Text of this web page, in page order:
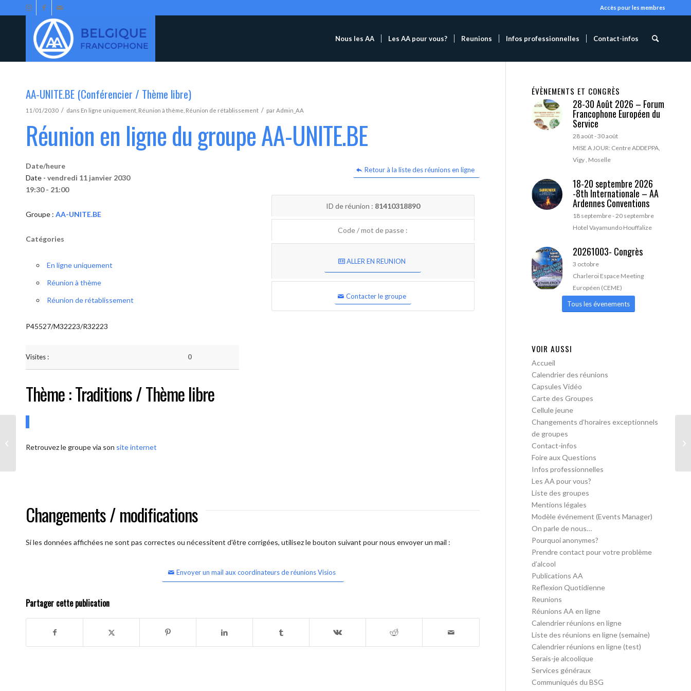
Accès pour les membres
Nous les AA Les AA pour vous? Reunions Infos professionnelles Contact-infos
AA-UNITE.BE (Conférencier / Thème libre)
11/01/2030 / dans En ligne uniquement Réunion à thème Réunion de rétablissement / parAdmin_AA
Réunion en ligne du groupe AA-UNITE.BE
Retour à la liste des réunions en ligne
Date/heure
Date - vendredi 11 janvier 2030
19:30 - 21:00
Groupe : AA-UNITE.BE
Catégories
En ligne uniquement
Réunion à thème
Réunion de rétablissement
P45527/M32223/R32223
Visites : 0
ID de réunion : 81410318890
Code / mot de passe :
ALLER EN REUNION
Contacter le groupe
Thème : Traditions / Thème libre
Retrouvez le groupe via son site internet
Changements / modifications
Si les données affichées ne sont pas correctes ou nécessitent d'être corrigées, utilisez le bouton suivant pour nous envoyer un mail :
Envoyer un mail aux coordinateurs de réunions Visios
Partager cette publication
ÉVÈNEMENTS ET CONGRÈS
28-30 Août 2026 – Forum
Francophone Européen du
Service
28 août-30 août
MISE A JOUR: Centre ADDEPPA,
Vigy , Moselle
18-20 septembre 2026
-8th Internationale – AA
Ardennes Conventions
18 septembre-20 septembre
Hotel Vayamundo Houffalize
20261003- Congrès
3 octobre
Charleroi Espace Meeting
Européen (CEME)
Tous les évenements
VOIR AUSSI
Accueil
Calendrier des réunions
Capsules Vidéo
Carte des Groupes
Cellule jeune
Changements d’horaires exceptionnels
de groupes
Contact-infos
Foire aux Questions
Infos professionnelles
Les AA pour vous?
Liste des groupes
Mentions légales
Modèle événement (Events Manager)
On parle de nous…
Pourquoi anonymes?
Prendre contact pour votre problème
d’alcool
Publications AA
Reflexion Quotidienne
Reunions
Réunions AA en ligne
Calendrier réunions en ligne
Liste des réunions en ligne (semaine)
Calendrier réunions en ligne (test)
Serais-je alcoolique
Services généraux
Communiqués du BSG
libre)